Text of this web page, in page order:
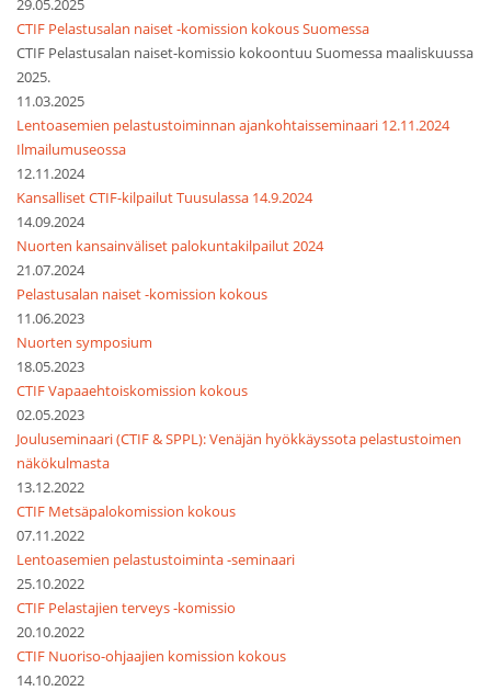
29.05.2025
CTIF Pelastusalan naiset -komission kokous Suomessa
CTIF Pelastusalan naiset-komissio kokoontuu Suomessa maaliskuussa
2025.
11.03.2025
Lentoasemien pelastustoiminnan ajankohtaisseminaari 12.11.2024
Ilmailumuseossa
12.11.2024
Kansalliset CTIF-kilpailut Tuusulassa 14.9.2024
14.09.2024
Nuorten kansainväliset palokuntakilpailut 2024
21.07.2024
Pelastusalan naiset -komission kokous
11.06.2023
Nuorten symposium
18.05.2023
CTIF Vapaaehtoiskomission kokous
02.05.2023
Jouluseminaari (CTIF & SPPL): Venäjän hyökkäyssota pelastustoimen
näkökulmasta
13.12.2022
CTIF Metsäpalokomission kokous
07.11.2022
Lentoasemien pelastustoiminta -seminaari
25.10.2022
CTIF Pelastajien terveys -komissio
20.10.2022
CTIF Nuoriso-ohjaajien komission kokous
14.10.2022